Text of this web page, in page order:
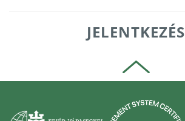
JELENTKEZÉS